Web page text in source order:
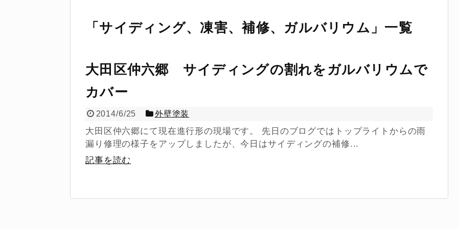
「 サイディング、凍害、補修、ガルバリウム 」 一覧
大田区仲六郷 サイディングの割れをガルバリウムで
カバー
2014/6/25 外壁塗装
大田区仲六郷にて現在進行形の現場です。 先日のブログではトップライトからの雨
漏り修理の様子をアップしましたが、今日はサイディングの補修...
記事を読む